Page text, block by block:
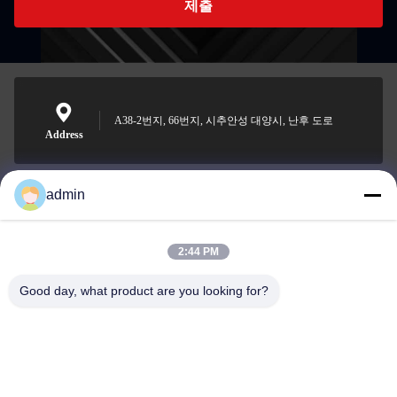
제출
Address
A38-2번지, 66번지, 시추안성 대양시, 난후 도로
Nero@enlaibio.com
admin
2:44 PM
Good day, what product are you looking for?